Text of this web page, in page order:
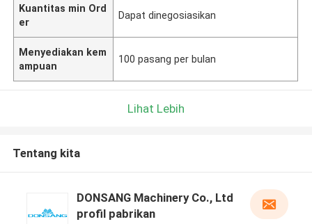
Kuantitas min Ord
er
Dapat dinegosiasikan
Menyediakan kem
ampuan
100 pasang per bulan
Lihat Lebih
Tentang kita
DONSANG Machinery Co., Ltd
profil pabrikan